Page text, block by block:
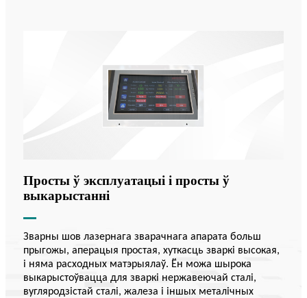
Просты ў эксплуатацыі і просты ў
выкарыстанні
Зварны шов лазернага зварачнага апарата больш
прыгожы, аперацыя простая, хуткасць зваркі высокая,
і няма расходных матэрыялаў. Ён можа шырока
выкарыстоўвацца для зваркі нержавеючай сталі,
вугляродзістай сталі, жалеза і іншых металічных